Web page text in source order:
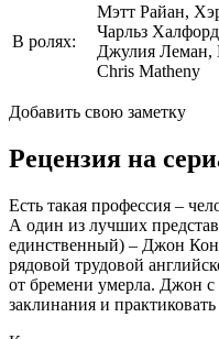
В ролях:
Мэтт Райан,
Чарльз
Джулия
Chris Matheny
Добавить свою заметку
Рецензия на
Есть такая профессия –
А один из лучших
единственный) – Джон
рядовой трудовой
от бремени умерла. Джон с
заклинания и